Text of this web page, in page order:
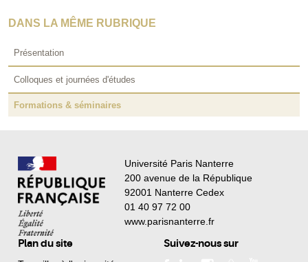
DANS LA MÊME RUBRIQUE
Présentation
Colloques et journées d'études
Formations & séminaires
Université Paris Nanterre
200 avenue de la République
92001 Nanterre Cedex
01 40 97 72 00
www.parisnanterre.fr
Plan du site Suivez-nous sur